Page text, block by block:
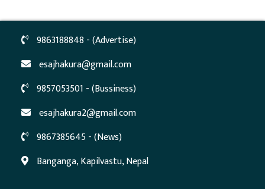
9863188848 - (Advertise)
esajhakura@gmail.com
9857053501 - (Bussiness)
esajhakura2@gmail.com
9867385645 - (News)
Banganga, Kapilvastu, Nepal